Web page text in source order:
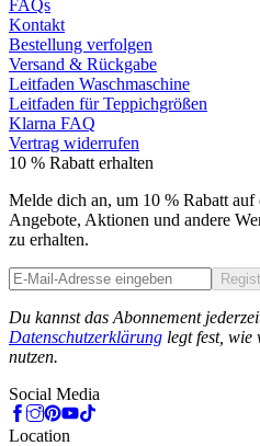
FAQs
Kontakt
Bestellung verfolgen
Versand & Rückgabe
Leitfaden Waschmaschine
Leitfaden für Teppichgrößen
Klarna FAQ
Vertrag widerrufen
10 % Rabatt erhalten
Melde dich an, um 10 % Rabatt
Angebote, Aktionen und andere
zu erhalten.
Du kannst das Abonnement
Datenschutzerklärung legt fest, wie
nutzen.
Social Media
Location